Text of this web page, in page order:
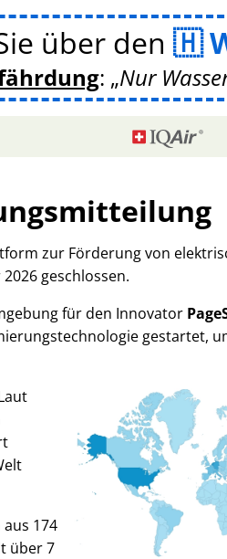
über den
: Nur
zur Förderung von
geschlossen.
für den Innovator
gestartet,
174
über 7